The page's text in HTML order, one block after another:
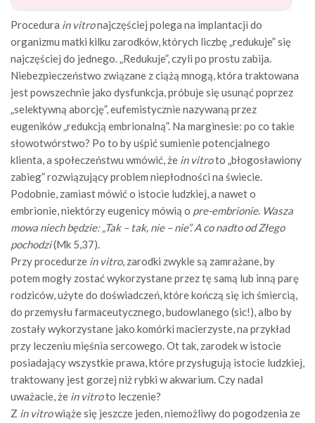
Procedura in vitronajczęściej polega na implantacji do
organizmu matki kilku zarodków, których liczbę „redukuje” się
najczęściej do jednego. „Redukuje”, czyli po prostu zabija.
Niebezpieczeństwo związane z ciążą mnogą, która traktowana
jest powszechnie jako dysfunkcja, próbuje się usunąć poprzez
„selektywną aborcję”, eufemistycznie nazywaną przez
eugeników „redukcją embrionalną”. Na marginesie: po co takie
słowotwórstwo? Po to by uśpić sumienie potencjalnego
klienta, a społeczeństwu wmówić, że in vitroto „błogosławiony
zabieg” rozwiązujący problem niepłodności na świecie.
Podobnie, zamiast mówić o istocie ludzkiej, a nawet o
embrionie, niektórzy eugenicy mówią o pre-embrionie. Wasza
mowa niech będzie: „Tak – tak, nie – nie”. A co nadto od Złego
pochodzi(Mk 5,37).
Przy procedurze in vitro, zarodki zwykle są zamrażane, by
potem mogły zostać wykorzystane przez tę samą lub inną parę
rodziców, użyte do doświadczeń, które kończą się ich śmiercią,
do przemysłu farmaceutycznego, budowlanego (sic!), albo by
zostały wykorzystane jako komórki macierzyste, na przykład
przy leczeniu mięśnia sercowego. Ot tak, zarodek w istocie
posiadający wszystkie prawa, które przysługują istocie ludzkiej,
traktowany jest gorzej niż rybki w akwarium. Czy nadal
uważacie, że in vitroto leczenie?
Z in vitrowiąże się jeszcze jeden, niemożliwy do pogodzenia ze